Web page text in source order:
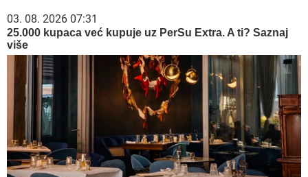
03. 08. 2026 07:31
25.000 kupaca već kupuje uz PerSu Extra. A ti? Saznaj
više